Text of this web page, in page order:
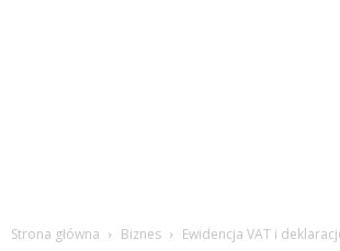
Strona główna Biznes Ewidencja VAT i